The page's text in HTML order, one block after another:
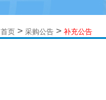
首页 > 采购公告 > 补充公告